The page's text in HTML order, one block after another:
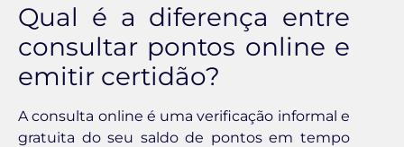
Qual é a diferença entre
consultar pontos online e
emitir certidão?
A consulta online é uma verificação informal e
gratuita do seu saldo de pontos em tempo